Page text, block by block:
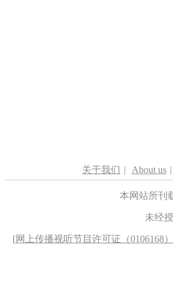
关于我们 | About us |
本网站所刊
未经
[网上传播视听节目许可证（0106168）